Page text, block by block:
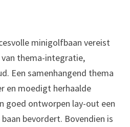
minigolfbaan vereist
thema-integratie,
Een samenhangend thema
en moedigt herhaalde
goed ontworpen lay-out een
bevordert. Bovendien is